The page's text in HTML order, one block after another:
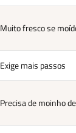
Muito fresco se
Exige mais passos
Precisa de moinho